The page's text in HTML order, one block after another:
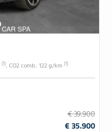
(1), CO2 comb.: 122 g/km (1)
€ 39.900
€ 35.900